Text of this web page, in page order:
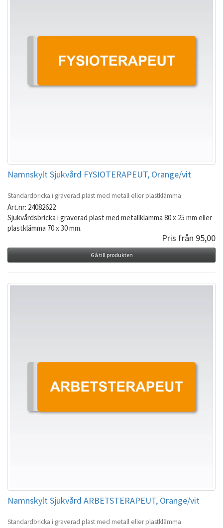
Namnskylt Sjukvård FYSIOTERAPEUT, Orange/vit
Standardbricka i graverad plast med metall eller plastklämma
Art.nr: 24082622
Sjukvårdsbricka i graverad plast med metallklämma 80 x 25 mm eller
plastklämma 70 x 30 mm.
Pris från 95,00
Gå till produkten
Namnskylt Sjukvård ARBETSTERAPEUT, Orange/vit
Standardbricka i graverad plast med metall eller plastklämma